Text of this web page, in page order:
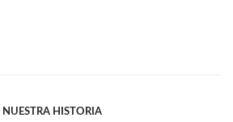
NUESTRA HISTORIA